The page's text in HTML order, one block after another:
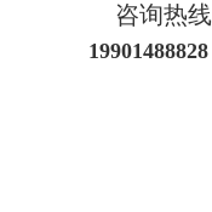
咨询热线
19901488828